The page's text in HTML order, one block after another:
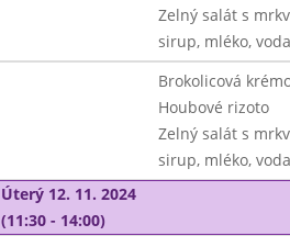
Zelný salát s
sirup, mléko,
Brokolicová
Houbové rizoto
Zelný salát s
sirup, mléko,
Úterý 12. 11. 2024
(11:30 - 14:00)